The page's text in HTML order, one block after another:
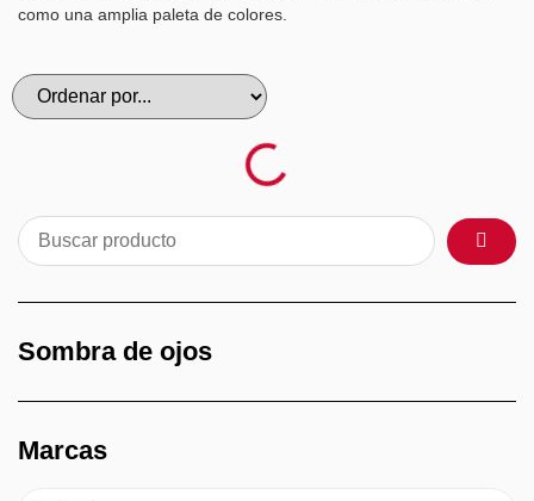
como una amplia paleta de colores.
Sombra de ojos
Marcas